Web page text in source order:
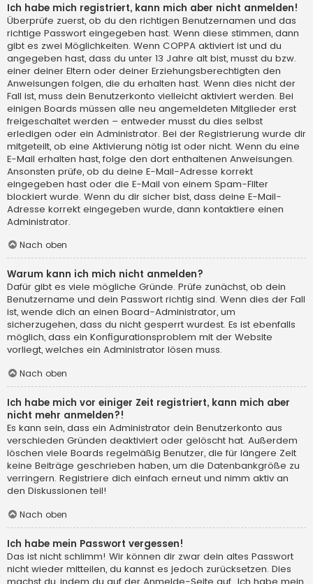
Ich habe mich registriert, kann mich aber nicht anmelden!
Überprüfe zuerst, ob du den richtigen Benutzernamen und das
richtige Passwort eingegeben hast. Wenn diese stimmen, dann
gibt es zwei Möglichkeiten. Wenn COPPA aktiviert ist und du
angegeben hast, dass du unter 13 Jahre alt bist, musst du bzw.
einer deiner Eltern oder deiner Erziehungsberechtigten den
Anweisungen folgen, die du erhalten hast. Wenn dies nicht der
Fall ist, muss dein Benutzerkonto vielleicht aktiviert werden. Bei
einigen Boards müssen alle neu angemeldeten Mitglieder erst
freigeschaltet werden – entweder musst du dies selbst
erledigen oder ein Administrator. Bei der Registrierung wurde dir
mitgeteilt, ob eine Aktivierung nötig ist oder nicht. Wenn du eine
E-Mail erhalten hast, folge den dort enthaltenen Anweisungen.
Ansonsten prüfe, ob du deine E-Mail-Adresse korrekt
eingegeben hast oder die E-Mail von einem Spam-Filter
blockiert wurde. Wenn du dir sicher bist, dass deine E-Mail-
Adresse korrekt eingegeben wurde, dann kontaktiere einen
Administrator.
Nach oben
Warum kann ich mich nicht anmelden?
Dafür gibt es viele mögliche Gründe. Prüfe zunächst, ob dein
Benutzername und dein Passwort richtig sind. Wenn dies der Fall
ist, wende dich an einen Board-Administrator, um
sicherzugehen, dass du nicht gesperrt wurdest. Es ist ebenfalls
möglich, dass ein Konfigurationsproblem mit der Website
vorliegt, welches ein Administrator lösen muss.
Nach oben
Ich habe mich vor einiger Zeit registriert, kann mich aber
nicht mehr anmelden?!
Es kann sein, dass ein Administrator dein Benutzerkonto aus
verschieden Gründen deaktiviert oder gelöscht hat. Außerdem
löschen viele Boards regelmäßig Benutzer, die für längere Zeit
keine Beiträge geschrieben haben, um die Datenbankgröße zu
verringern. Registriere dich einfach erneut und nimm aktiv an
den Diskussionen teil!
Nach oben
Ich habe mein Passwort vergessen!
Das ist nicht schlimm! Wir können dir zwar dein altes Passwort
nicht wieder mitteilen, du kannst es jedoch zurücksetzen. Dies